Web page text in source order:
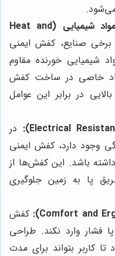
مقاومت در برابر حرارت و مواد شیمیایی (Heat and
برخی صنایع، کفش ایمنی
شیمیایی خورنده مقاوم
خاصی در ساخت کفش
در برابر این عوامل
در
وجود دارد، کفش ایمنی
باشد. این کفش‌ها از
پا به زمین جلوگیری
کفش
فشار وارد نکند. طراحی
کاربر بتواند برای مدت